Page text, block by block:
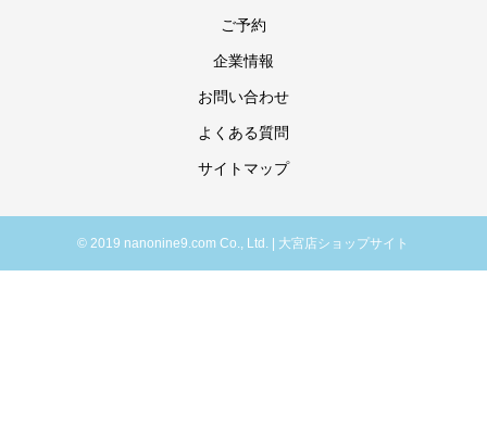
ご予約
企業情報
お問い合わせ
よくある質問
サイトマップ
© 2019 nanonine9.com Co., Ltd. | 大宮店ショップサイト